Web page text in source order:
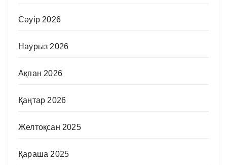
Сәуір 2026
Наурыз 2026
Ақпан 2026
Қаңтар 2026
Желтоқсан 2025
Қараша 2025